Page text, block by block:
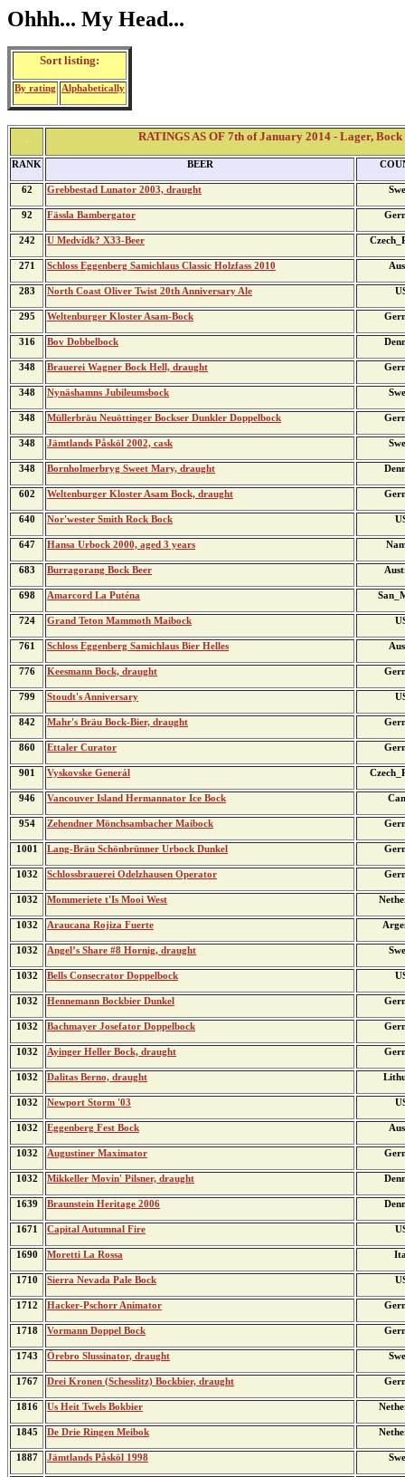
Ohhh... My Head...
Sort listing:
By rating Alphabetically
RATINGS AS OF 7th of January 2014 - Lager,
RANK BEER
62 Grebbestad Lunator 2003, draught
92 Fässla Bambergator
242 U Medvídk? X33-Beer
271 Schloss Eggenberg Samichlaus Classic Holzfass 2010
283 North Coast Oliver Twist 20th Anniversary Ale
295 Weltenburger Kloster Asam-Bock
316 Bov Dobbelbock
348 Brauerei Wagner Bock Hell, draught
348 Nynäshamns Jubileumsbock
348 Müllerbräu Neuöttinger Bockser Dunkler Doppelbock
348 Jämtlands Påsköl 2002, cask
348 Bornholmerbryg Sweet Mary, draught
602 Weltenburger Kloster Asam Bock, draught
640 Nor'wester Smith Rock Bock
647 Hansa Urbock 2000, aged 3 years
683 Burragorang Bock Beer
698 Amarcord La Puténa
724 Grand Teton Mammoth Maibock
761 Schloss Eggenberg Samichlaus Bier Helles
776 Keesmann Bock, draught
799 Stoudt's Anniversary
842 Mahr's Bräu Bock-Bier, draught
860 Ettaler Curator
901 Vyskovske Generál
946 Vancouver Island Hermannator Ice Bock
954 Zehendner Mönchsambacher Maibock
1001 Lang-Bräu Schönbrünner Urbock Dunkel
1032 Schlossbrauerei Odelzhausen Operator
1032 Mommeriete t'Is Mooi West
1032 Araucana Rojiza Fuerte
1032 Angel’s Share #8 Hornig, draught
1032 Bells Consecrator Doppelbock
1032 Hennemann Bockbier Dunkel
1032 Bachmayer Josefator Doppelbock
1032 Ayinger Heller Bock, draught
1032 Dalitas Berno, draught
1032 Newport Storm '03
1032 Eggenberg Fest Bock
1032 Augustiner Maximator
1032 Mikkeller Movin' Pilsner, draught
1639 Braunstein Heritage 2006
1671 Capital Autumnal Fire
1690 Moretti La Rossa
1710 Sierra Nevada Pale Bock
1712 Hacker-Pschorr Animator
1718 Vormann Doppel Bock
1743 Örebro Slussinator, draught
1767 Drei Kronen (Schesslitz) Bockbier, draught
1816 Us Heit Twels Bokbier
1845 De Drie Ringen Meibok
1887 Jämtlands Påsköl 1998